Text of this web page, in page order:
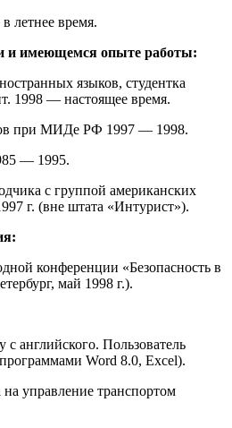
летнее время.
и имеющемся опыте работы:
языков, студентка
1998 — настоящее время.
при МИДе РФ 1997 — 1998.
— 1995.
с группой американских
г. (вне штата «Интурист»).
конференции «Безопасность в
май 1998 г.).
английского. Пользователь
Word 8.0, Excel).
управление транспортом